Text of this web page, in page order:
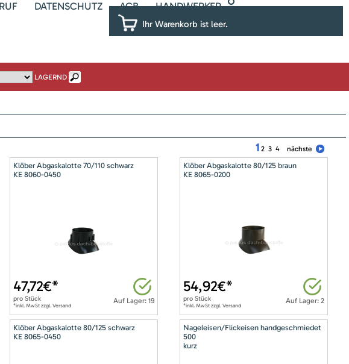
DATENSCHUTZ AGB HANDWERKER
Ihr Warenkorb ist leer.
LAGERND
1 2 3 4 nächste
Klöber Abgaskalotte 70/110 schwarz
KE 8060-0450
Auf Lager: 19
47,72€*
pro Stück
*inkl. MwSt zzgl. Versand
Klöber Abgaskalotte 80/125 braun
KE 8065-0200
Auf Lager: 2
54,92€*
proStück
*inkl. MwSt zzgl. Versand
Klöber Abgaskalotte 80/125 schwarz
KE 8065-0450
Nageleisen/Flickeisen handgeschmiedet
500
kurz